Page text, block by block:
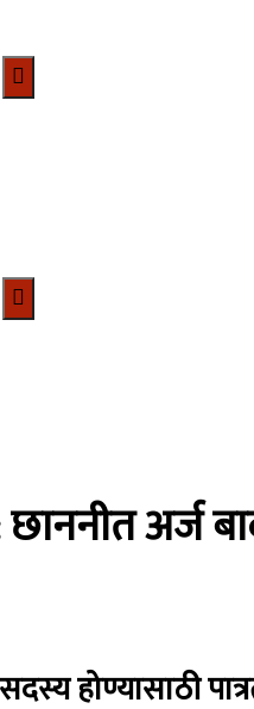
अर्ज
होण्यासाठी